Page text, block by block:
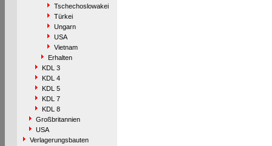
Tschechoslowakei
Türkei
Ungarn
USA
Vietnam
Erhalten
KDL 3
KDL 4
KDL 5
KDL 7
KDL 8
Großbritannien
USA
Verlagerungsbauten